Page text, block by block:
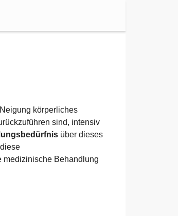
körperliches
sind, intensiv
über dieses
medizinische Behandlung